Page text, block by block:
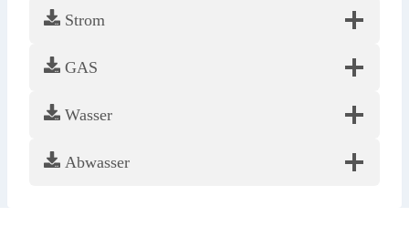
Strom
GAS
Wasser
Abwasser